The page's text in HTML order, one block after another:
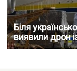
Біля
виявили дрон